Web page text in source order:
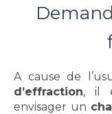
A cause de
d’effraction, il
envisager un